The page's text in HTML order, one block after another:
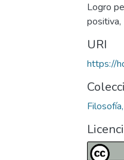
Logro
positiva,
URI
https://